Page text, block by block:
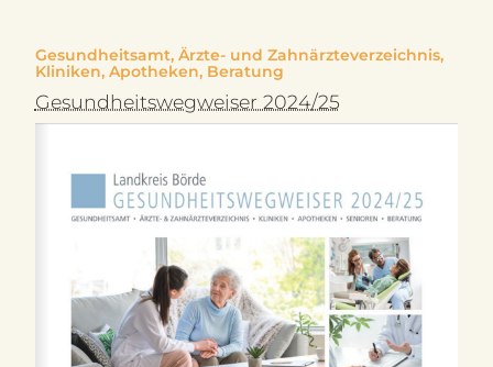
Gesundheitsamt, Ärzte- und Zahnärzteverzeichnis,
Kliniken, Apotheken, Beratung
Gesundheitswegweiser 2024/25